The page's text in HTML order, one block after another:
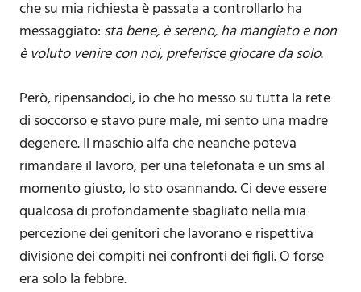
che su mia richiesta è passata a controllarlo ha
messaggiato: sta bene, è sereno, ha mangiato e non
è voluto venire con noi, preferisce giocare da solo.
Però, ripensandoci, io che ho messo su tutta la rete
di soccorso e stavo pure male, mi sento una madre
degenere. Il maschio alfa che neanche poteva
rimandare il lavoro, per una telefonata e un sms al
momento giusto, lo sto osannando. Ci deve essere
qualcosa di profondamente sbagliato nella mia
percezione dei genitori che lavorano e rispettiva
divisione dei compiti nei confronti dei figli. O forse
era solo la febbre.